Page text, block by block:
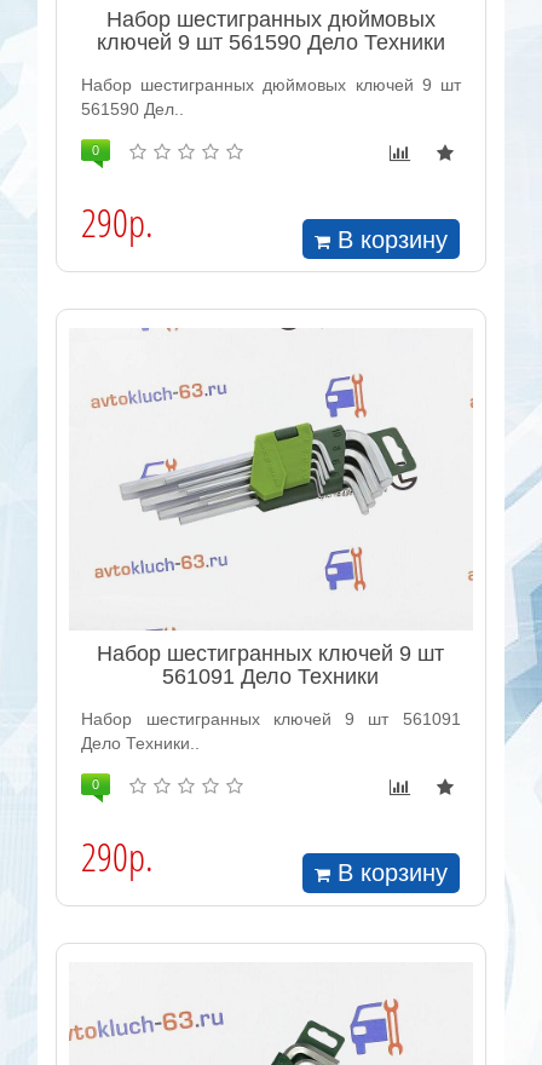
Набор шестигранных дюймовых
ключей 9 шт 561590 Дело Техники
Набор шестигранных дюймовых ключей 9 шт
561590 Дел..
0
290р. В корзину
Набор шестигранных ключей 9 шт
561091 Дело Техники
Набор шестигранных ключей 9 шт 561091
Дело Техники..
0
290р. В корзину